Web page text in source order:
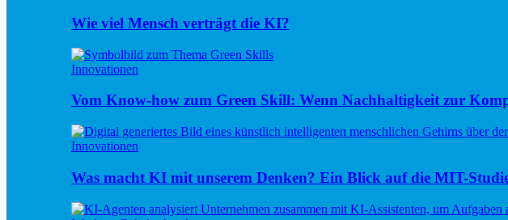
Wie viel Mensch verträgt die KI?
Innovationen
Vom Know-how zum Green Skill: Wenn Nachhaltigkeit zur
Innovationen
Was macht KI mit unserem Denken? Ein Blick auf die MIT-